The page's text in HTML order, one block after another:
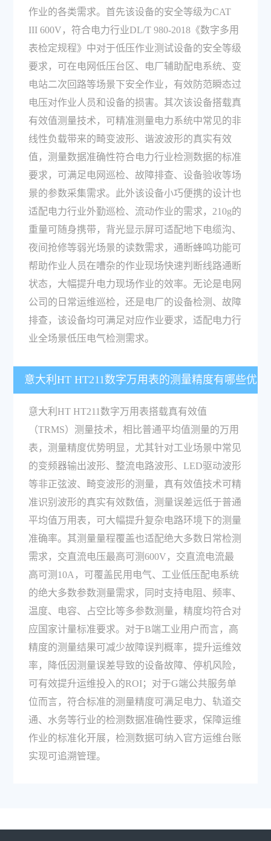
作业的各类需求。首先该设备的安全等级为CAT
III 600V，符合电力行业DL/T 980-2018《数字多用
表检定规程》中对于低压作业测试设备的安全等级
要求，可在电网低压台区、电厂辅助配电系统、变
电站二次回路等场景下安全作业，有效防范瞬态过
电压对作业人员和设备的损害。其次该设备搭载真
有效值测量技术，可精准测量电力系统中常见的非
线性负载带来的畸变波形、谐波波形的真实有效
值，测量数据准确性符合电力行业检测数据的标准
要求，可满足电网巡检、故障排查、设备验收等场
景的参数采集需求。此外该设备小巧便携的设计也
适配电力行业外勤巡检、流动作业的需求，210g的
重量可随身携带，背光显示屏可适配地下电缆沟、
夜间抢修等弱光场景的读数需求，通断蜂鸣功能可
帮助作业人员在嘈杂的作业现场快速判断线路通断
状态，大幅提升电力现场作业的效率。无论是电网
公司的日常运维巡检，还是电厂的设备检测、故障
排查，该设备均可满足对应作业要求，适配电力行
业全场景低压电气检测需求。
意大利HT HT211数字万用表的测量精度有哪些优
势？
意大利HT HT211数字万用表搭载真有效值
（TRMS）测量技术，相比普通平均值测量的万用
表，测量精度优势明显，尤其针对工业场景中常见
的变频器输出波形、整流电路波形、LED驱动波形
等非正弦波、畸变波形的测量，真有效值技术可精
准识别波形的真实有效数值，测量误差远低于普通
平均值万用表，可大幅提升复杂电路环境下的测量
准确率。其测量量程覆盖也适配绝大多数日常检测
需求，交直流电压最高可测600V，交直流电流最
高可测10A，可覆盖民用电气、工业低压配电系统
的绝大多数参数测量需求，同时支持电阻、频率、
温度、电容、占空比等多参数测量，精度均符合对
应国家计量标准要求。对于B端工业用户而言，高
精度的测量结果可减少故障误判概率，提升运维效
率，降低因测量误差导致的设备故障、停机风险，
可有效提升运维投入的ROI；对于G端公共服务单
位而言，符合标准的测量精度可满足电力、轨道交
通、水务等行业的检测数据准确性要求，保障运维
作业的标准化开展，检测数据可纳入官方运维台账
实现可追溯管理。